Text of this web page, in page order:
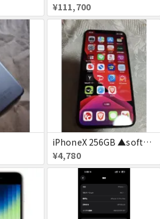
¥111,700
iPhoneX 256GB ▲softbank ジャンク スペースグレイ A1902 送料無料
¥4,780